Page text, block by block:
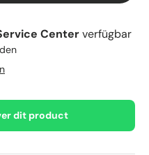
Centerverfügbar
dit product